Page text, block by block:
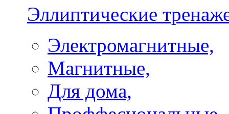
Эллиптические
Электромагнитные,
Магнитные,
Для дома,